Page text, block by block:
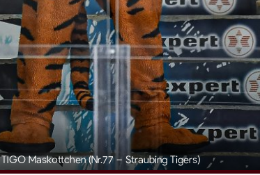
TIGO Maskottchen (Nr.77 – Straubing Tigers)